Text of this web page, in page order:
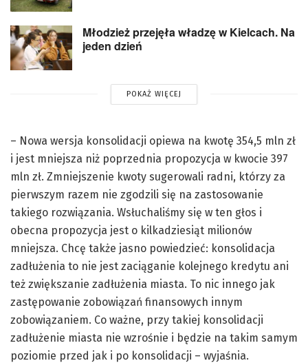
Młodzież przejęła władzę w Kielcach. Na
jeden dzień
POKAŻ WIĘCEJ
– Nowa wersja konsolidacji opiewa na kwotę 354,5 mln zł
i jest mniejsza niż poprzednia propozycja w kwocie 397
mln zł. Zmniejszenie kwoty sugerowali radni, którzy za
pierwszym razem nie zgodzili się na zastosowanie
takiego rozwiązania. Wsłuchaliśmy się w ten głos i
obecna propozycja jest o kilkadziesiąt milionów
mniejsza. Chcę także jasno powiedzieć: konsolidacja
zadłużenia to nie jest zaciąganie kolejnego kredytu ani
też zwiększanie zadłużenia miasta. To nic innego jak
zastępowanie zobowiązań finansowych innym
zobowiązaniem. Co ważne, przy takiej konsolidacji
zadłużenie miasta nie wzrośnie i będzie na takim samym
poziomie przed jak i po konsolidacji – wyjaśnia.